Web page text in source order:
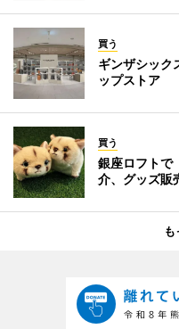
買う
ギンザシック
ップストア
買う
銀座ロフト
介、グッズ販
も